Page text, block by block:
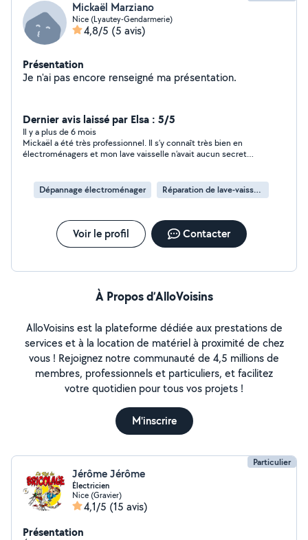
Mickaël Marziano
Nice (Lyautey-Gendarmerie)
4,8/5 (5 avis)
Présentation
Je n'ai pas encore renseigné ma présentation.
Dernier avis laissé par Elsa : 5/5
Il y a plus de 6 mois
Mickaël a été très professionnel. Il s’y connaît très bien en
électroménagers et mon lave vaisselle n’avait aucun secret
Dépannage électroménager
Réparation de lave-vaisselle
Voir le profil Contacter
À Propos d’AlloVoisins
AlloVoisins est la plateforme dédiée aux prestations de
services et à la location de matériel à proximité de chez
vous ! Rejoignez notre communauté de 4,5 millions de
membres, professionnels et particuliers, et facilitez
votre quotidien pour tous vos projets !
M'inscrire
Particulier
Jérôme Jérôme
Électricien
Nice (Gravier)
4,1/5 (15 avis)
Présentation